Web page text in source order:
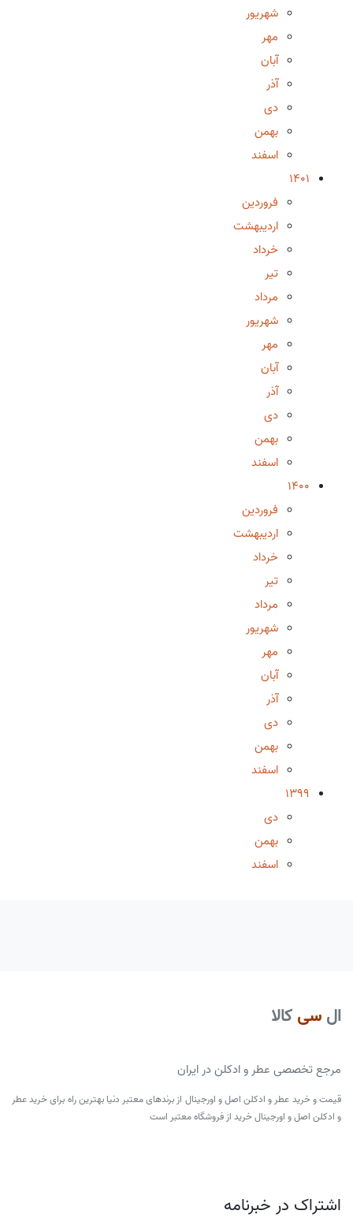
شهریور
مهر
آبان
آذر
دی
بهمن
اسفند
1401
فروردین
اردیبهشت
خرداد
تیر
مرداد
شهریور
مهر
آبان
آذر
دی
بهمن
اسفند
1400
فروردین
اردیبهشت
خرداد
تیر
مرداد
شهریور
مهر
آبان
آذر
دی
بهمن
اسفند
1399
دی
بهمن
اسفند
ال سی کالا
مرجع تخصصی عطر و ادکلن در ایران
قیمت و خرید عطر و ادکلن اصل و اورجینال از برندهای معتبر دنیا بهترین راه برای خرید عطر
و ادکلن اصل و اورجینال خرید از فروشگاه معتبر است
اشتراک در خبرنامه